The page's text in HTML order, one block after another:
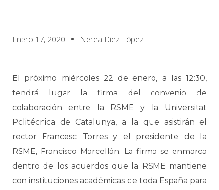
Enero 17, 2020 Nerea Diez López
El próximo miércoles 22 de enero, a las 12:30,
tendrá lugar la firma del convenio de
colaboración entre la RSME y la Universitat
Politécnica de Catalunya, a la que asistirán el
rector Francesc Torres y el presidente de la
RSME, Francisco Marcellán. La firma se enmarca
dentro de los acuerdos que la RSME mantiene
con instituciones académicas de toda España para